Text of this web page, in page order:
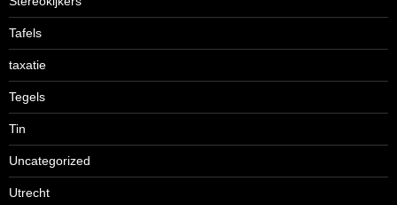
Tafels
taxatie
Tegels
Tin
Uncategorized
Utrecht